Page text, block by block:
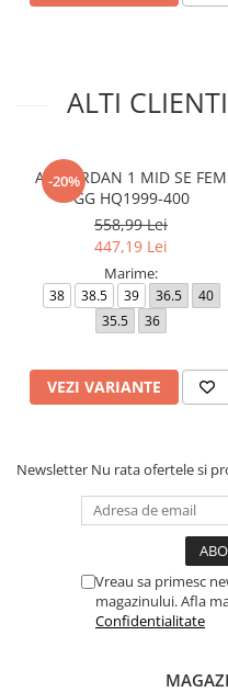
ALTI
-20%
AIR JORDAN 1 MID SE FEM
GG HQ1999-400
558,99 Lei
447,19 Lei
Marime:
38 38.5 39 36.5
40
35.5
36
VEZI VARIANTE
Newsletter Nu rata ofertele si
Vreau sa primesc
magazinului. Afla
Confidentialitate